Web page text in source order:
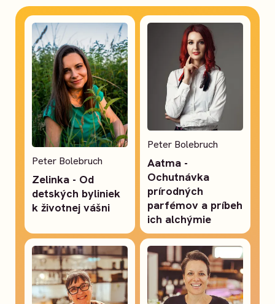
Peter Bolebruch
Zelinka - Od
detských byliniek
k životnej vášni
Peter Bolebruch
Aatma -
Ochutnávka
prírodných
parfémov a príbeh
ich alchýmie